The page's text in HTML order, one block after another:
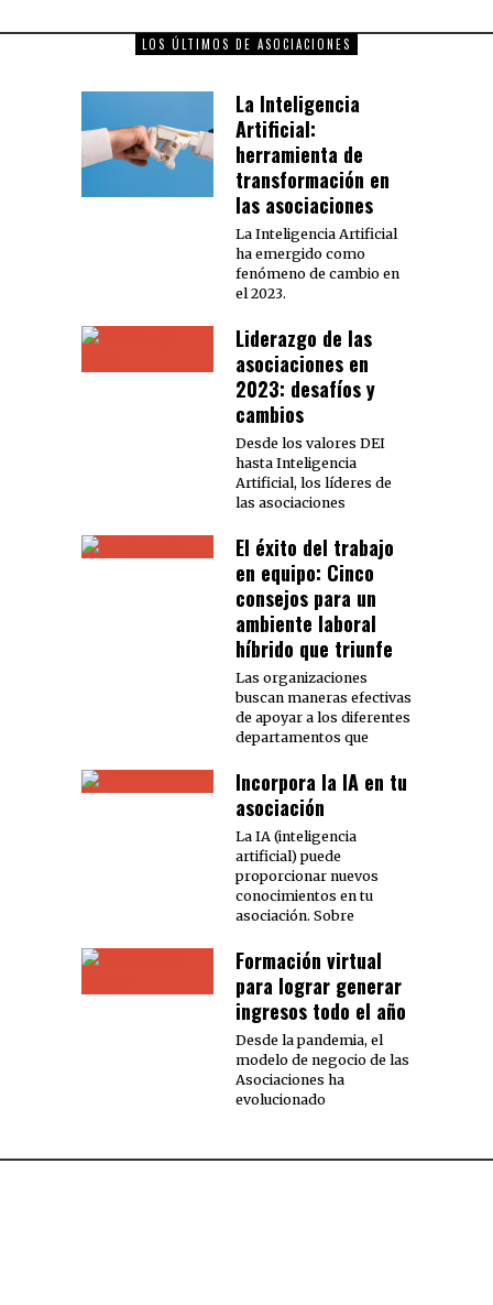
LOS ÚLTIMOS DE ASOCIACIONES
La Inteligencia
Artificial:
herramienta de
transformación en
las asociaciones
La Inteligencia Artificial
ha emergido como
fenómeno de cambio en
el 2023.
Liderazgo de las
asociaciones en
2023: desafíos y
cambios
Desde los valores DEI
hasta Inteligencia
Artificial, los líderes de
las asociaciones
El éxito del trabajo
en equipo: Cinco
consejos para un
ambiente laboral
híbrido que triunfe
Las organizaciones
buscan maneras efectivas
de apoyar a los diferentes
departamentos que
Incorpora la IA en tu
asociación
La IA (inteligencia
artificial) puede
proporcionar nuevos
conocimientos en tu
asociación. Sobre
Formación virtual
para lograr generar
ingresos todo el año
Desde la pandemia, el
modelo de negocio de las
Asociaciones ha
evolucionado